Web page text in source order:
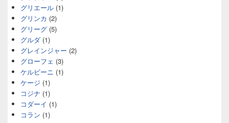
グリエール (1)
グリンカ (2)
グリーグ (5)
グルダ (1)
グレインジャー (2)
グローフェ (3)
ケルビーニ (1)
ケージ (1)
コジナ (1)
コダーイ (1)
コラン (1)